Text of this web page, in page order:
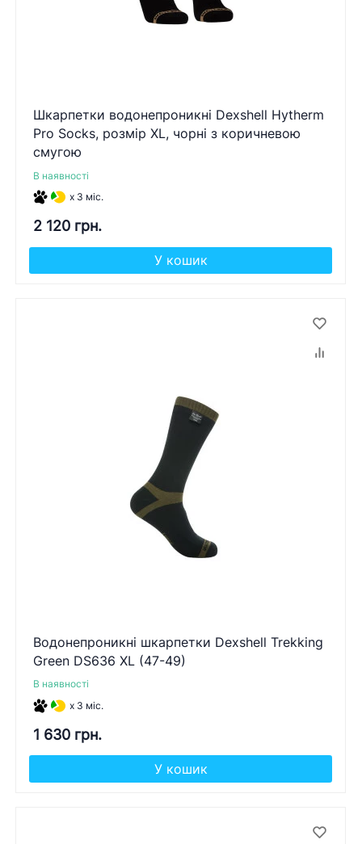
Шкарпетки водонепроникні Dexshell Hytherm
Pro Socks, розмір XL, чорні з коричневою
смугою
В наявності
x 3 міс.
2 120 грн.
У кошик
Водонепроникні шкарпетки Dexshell Trekking
Green DS636 XL (47-49)
В наявності
x 3 міс.
1 630 грн.
У кошик